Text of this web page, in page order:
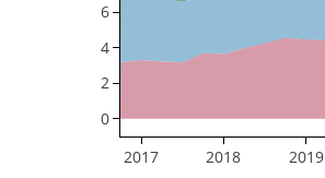
2017 2018 2019
0
2
4
6